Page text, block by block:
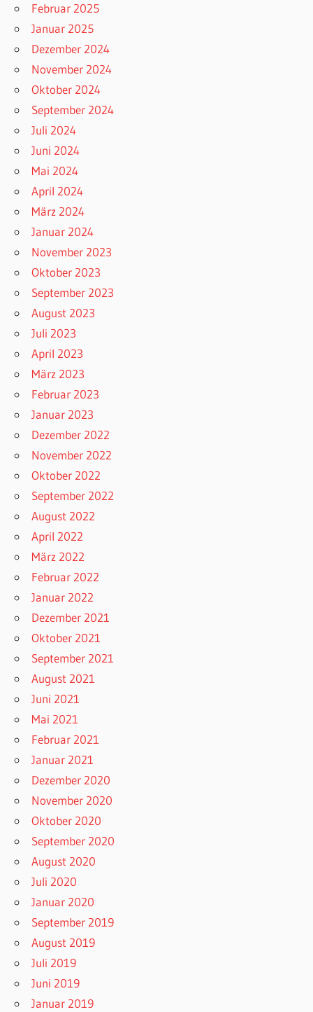
Februar 2025
Januar 2025
Dezember 2024
November 2024
Oktober 2024
September 2024
Juli 2024
Juni 2024
Mai 2024
April 2024
März 2024
Januar 2024
November 2023
Oktober 2023
September 2023
August 2023
Juli 2023
April 2023
März 2023
Februar 2023
Januar 2023
Dezember 2022
November 2022
Oktober 2022
September 2022
August 2022
April 2022
März 2022
Februar 2022
Januar 2022
Dezember 2021
Oktober 2021
September 2021
August 2021
Juni 2021
Mai 2021
Februar 2021
Januar 2021
Dezember 2020
November 2020
Oktober 2020
September 2020
August 2020
Juli 2020
Januar 2020
September 2019
August 2019
Juli 2019
Juni 2019
Januar 2019